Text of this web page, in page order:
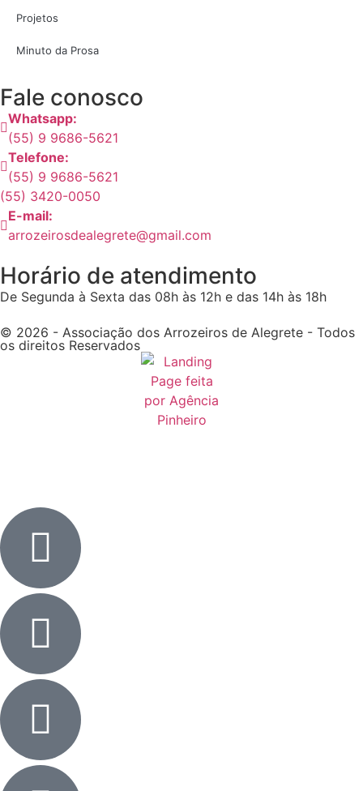
Projetos
Minuto da Prosa
Fale conosco
Whatsapp:
(55) 9 9686-5621
Telefone:
(55) 9 9686-5621
(55) 3420-0050
E-mail:
arrozeirosdealegrete@gmail.com
Horário de atendimento
De Segunda à Sexta das 08h às 12h e das 14h às 18h
© 2026 - Associação dos Arrozeiros de Alegrete - Todos
os direitos Reservados